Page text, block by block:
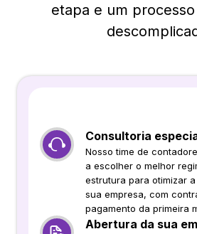
etapa e um
Consultoria
Nosso time de
a escolher o melhor
estrutura para otimizar
sua empresa, com
pagamento da primeira
Abertura da sua